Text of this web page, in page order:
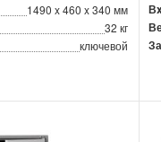
1490 x 460 x 340 мм
32 кг
ключевой